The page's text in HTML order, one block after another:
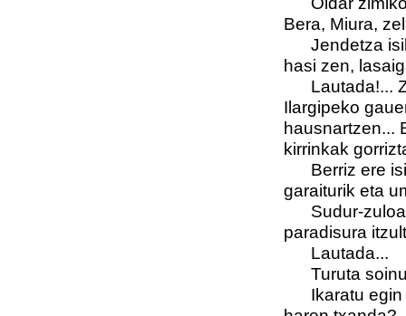
Bera, Miura,
Jendetza
hasi zen,
Lautada!...
Ilargipeko
hausnartzen...
kirrinkak
Berriz ere
garaiturik eta
Sudur-
paradisura
Lautada...
Turuta
Ikaratu